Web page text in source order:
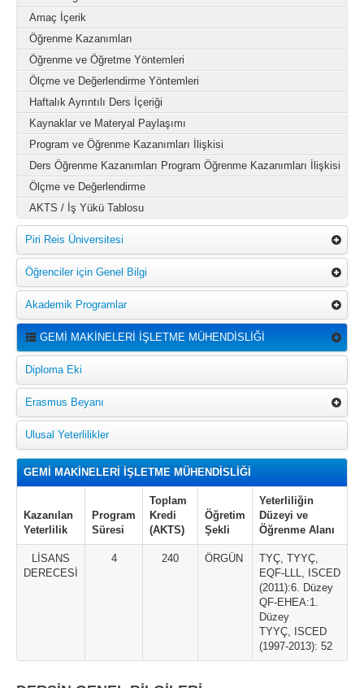
Amaç İçerik
Öğrenme Kazanımları
Öğrenme ve Öğretme Yöntemleri
Ölçme ve Değerlendirme Yöntemleri
Haftalık Ayrıntılı Ders İçeriği
Kaynaklar ve Materyal Paylaşımı
Program ve Öğrenme Kazanımları İlişkisi
Ders Öğrenme Kazanımları Program Öğrenme Kazanımları İlişkisi
Ölçme ve Değerlendirme
AKTS / İş Yükü Tablosu
Piri Reis Üniversitesi
Öğrenciler için Genel Bilgi
Akademik Programlar
GEMİ MAKİNELERİ İŞLETME MÜHENDİSLİĞİ
Diploma Eki
Erasmus Beyanı
Ulusal Yeterlilikler
GEMİ MAKİNELERİ İŞLETME MÜHENDİSLİĞİ
Kazanılan
Yeterlilik
Program
Süresi
Toplam
Kredi
(AKTS)
Öğretim
Şekli
Yeterliliğin
Düzeyi ve
Öğrenme Alanı
LİSANS
DERECESİ
4 240 ÖRGÜN
TYÇ, TYYÇ,
EQF-LLL, ISCED
(2011):6. Düzey
QF-EHEA:1.
Düzey
TYYÇ, ISCED
(1997-2013): 52